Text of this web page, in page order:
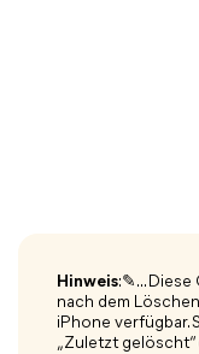
Hinweis:✎...
nach dem
iPhone verfügbar.
„Zuletzt